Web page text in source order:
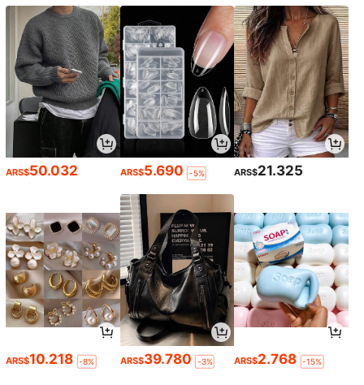
ARS$50.032 ARS$5.690 -5% ARS$21.325
ARS$10.218 -8% ARS$39.780 -3% ARS$2.768 -15%